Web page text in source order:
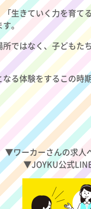
生きていく力を育て
す。
ではなく、子どもた
る体験をするこの時
▼ワーカーさんの求人
▼JOYKU公式